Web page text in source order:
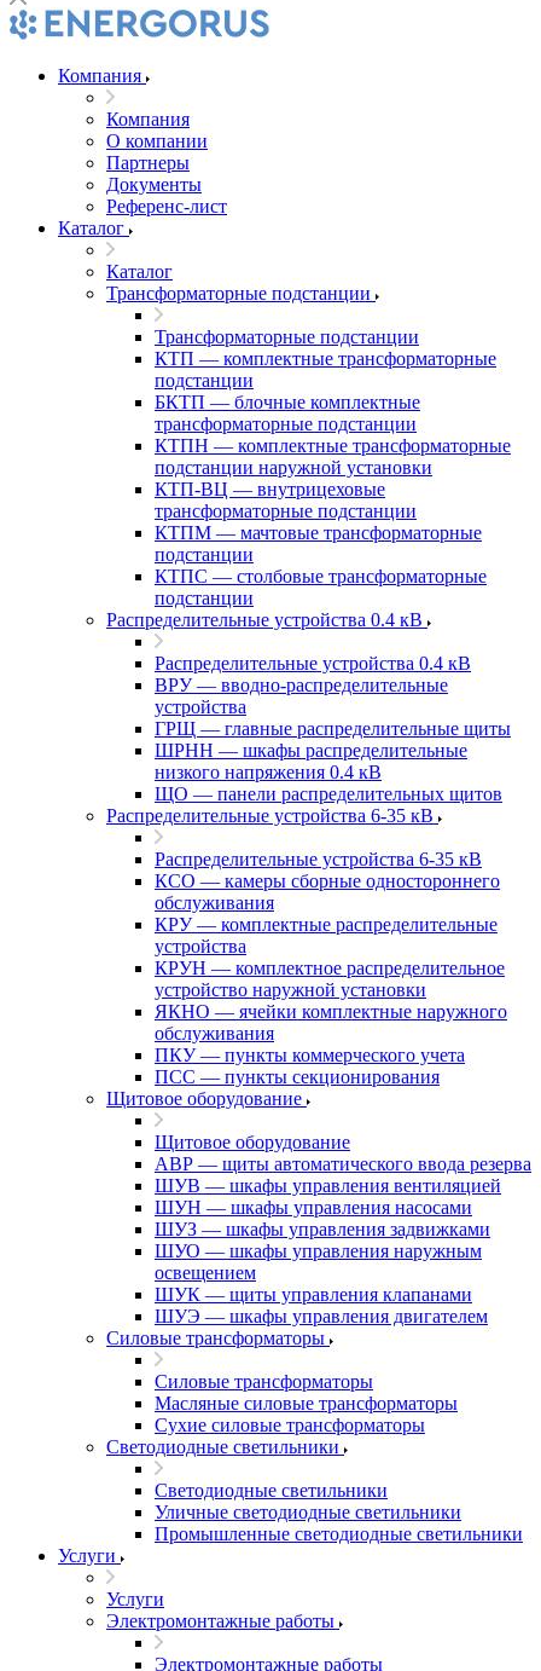
Компания
Компания
О компании
Партнеры
Документы
Референс-лист
Каталог
Каталог
Трансформаторные подстанции
Трансформаторные подстанции
КТП — комплектные трансформаторные
подстанции
БКТП — блочные комплектные
трансформаторные подстанции
КТПН — комплектные трансформаторные
подстанции наружной установки
КТП-ВЦ — внутрицеховые
трансформаторные подстанции
КТПМ — мачтовые трансформаторные
подстанции
КТПС — столбовые трансформаторные
подстанции
Распределительные устройства 0.4 кВ
Распределительные устройства 0.4 кВ
ВРУ — вводно-распределительные
устройства
ГРЩ — главные распределительные щиты
ШРНН — шкафы распределительные
низкого напряжения 0.4 кВ
ЩО — панели распределительных щитов
Распределительные устройства 6-35 кВ
Распределительные устройства 6-35 кВ
КСО — камеры сборные одностороннего
обслуживания
КРУ — комплектные распределительные
устройства
КРУН — комплектное распределительное
устройство наружной установки
ЯКНО — ячейки комплектные наружного
обслуживания
ПКУ — пункты коммерческого учета
ПСС — пункты секционирования
Щитовое оборудование
Щитовое оборудование
АВР — щиты автоматического ввода резерва
ШУВ — шкафы управления вентиляцией
ШУН — шкафы управления насосами
ШУЗ — шкафы управления задвижками
ШУО — шкафы управления наружным
освещением
ШУК — щиты управления клапанами
ШУЭ — шкафы управления двигателем
Силовые трансформаторы
Силовые трансформаторы
Масляные силовые трансформаторы
Сухие силовые трансформаторы
Светодиодные светильники
Светодиодные светильники
Уличные светодиодные светильники
Промышленные светодиодные светильники
Услуги
Услуги
Электромонтажные работы
Электромонтажные работы